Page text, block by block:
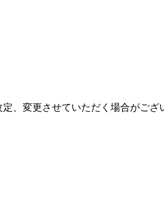
、変更させていただく場合がござ